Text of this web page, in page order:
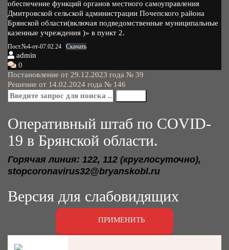
обеспечение функций органов местного самоуправления
Дмитровской сельской администрации Почепского района
Брянской области(включая подведомственные муниципальные
казенные учреждения )» в пункт 2.
Пост.№4-от-07.02.24 Скачать
admin
0
Навигация
по
Постановление от 29.12.2023 года № 39
Решение от 14.02.2024 года № 146
Оперативный штаб по COVID-
19 в Брянской области.
Горячая линия: 122, 112 (круглосуточно),
stopcoronavirus32@bryanskobl.ru
Версия для слабовидящих
ПРИМЕНИТЬ